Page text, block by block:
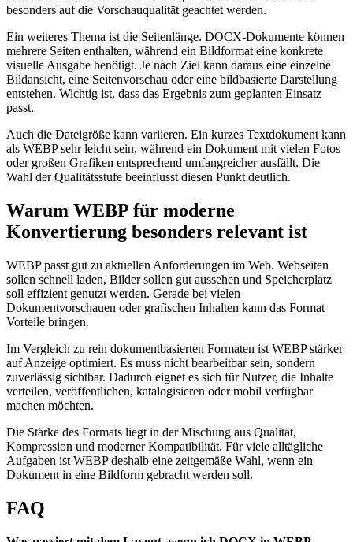
besonders auf die Vorschauqualität geachtet werden.
Ein weiteres Thema ist die Seitenlänge. DOCX-Dokumente können
mehrere Seiten enthalten, während ein Bildformat eine konkrete
visuelle Ausgabe benötigt. Je nach Ziel kann daraus eine einzelne
Bildansicht, eine Seitenvorschau oder eine bildbasierte Darstellung
entstehen. Wichtig ist, dass das Ergebnis zum geplanten Einsatz
passt.
Auch die Dateigröße kann variieren. Ein kurzes Textdokument kann
als WEBP sehr leicht sein, während ein Dokument mit vielen Fotos
oder großen Grafiken entsprechend umfangreicher ausfällt. Die
Wahl der Qualitätsstufe beeinflusst diesen Punkt deutlich.
Warum WEBP für moderne
Konvertierung besonders relevant ist
WEBP passt gut zu aktuellen Anforderungen im Web. Webseiten
sollen schnell laden, Bilder sollen gut aussehen und Speicherplatz
soll effizient genutzt werden. Gerade bei vielen
Dokumentvorschauen oder grafischen Inhalten kann das Format
Vorteile bringen.
Im Vergleich zu rein dokumentbasierten Formaten ist WEBP stärker
auf Anzeige optimiert. Es muss nicht bearbeitbar sein, sondern
zuverlässig sichtbar. Dadurch eignet es sich für Nutzer, die Inhalte
verteilen, veröffentlichen, katalogisieren oder mobil verfügbar
machen möchten.
Die Stärke des Formats liegt in der Mischung aus Qualität,
Kompression und moderner Kompatibilität. Für viele alltägliche
Aufgaben ist WEBP deshalb eine zeitgemäße Wahl, wenn ein
Dokument in eine Bildform gebracht werden soll.
FAQ